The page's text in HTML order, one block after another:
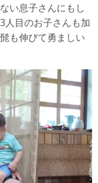
い息子さんにもし
人目のお子さんも加
も伸びて勇ましい